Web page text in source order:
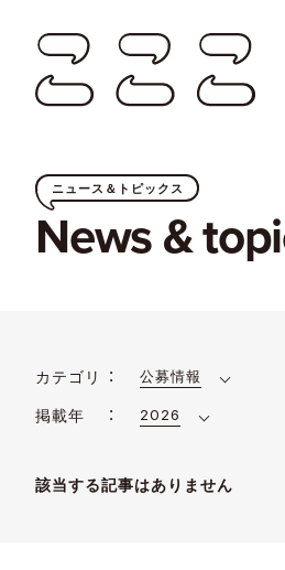
ニュース＆トピックス
News &
カテゴリ 公募情報
掲載年 2026
該当する記事はありません